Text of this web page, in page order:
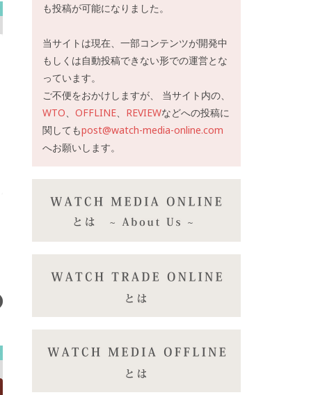
も投稿が可能になりました。
当サイトは現在、一部コンテンツが開発中
もしくは自動投稿できない形での運営とな
っています。
ご不便をおかけしますが、 当サイト内の、
WTO
OFFLINE REVIEWなどへの投稿に
関してもpost@watch-media-online.com
へお願いします。